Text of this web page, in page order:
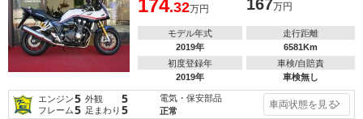
174.32万円 167万円
モデル年式
2019年
走行距離
6581Km
初度登録年
2019年
車検/自賠責
車検無し
エンジン5 外観 5
フレーム5 足まわり 5
電気・保安部品
正常
車両状態を見る